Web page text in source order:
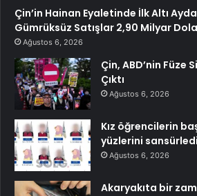
Çin’in Hainan Eyaletinde İlk Altı Ayda
Gümrüksüz Satışlar 2,90 Milyar
Ağustos 6, 2026
Çin, ABD’nin Füze
Çıktı
Ağustos 6, 2026
Kız öğrencilerin
yüzlerini
Ağustos 6, 2026
Akaryakıta bir